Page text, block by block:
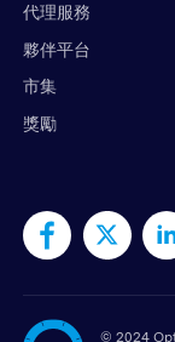
代理服務
夥伴平台
市集
獎勵
© 2024